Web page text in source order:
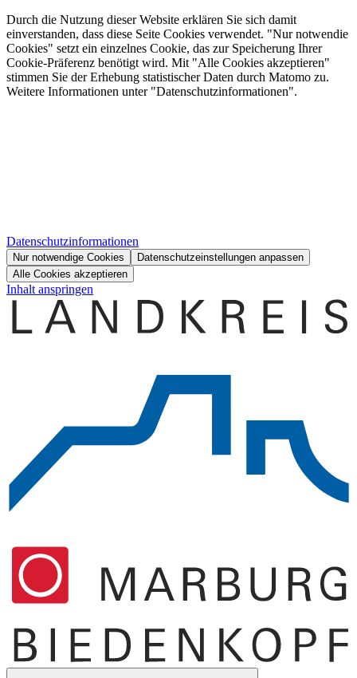
Durch die Nutzung dieser Website erklären Sie sich damit
einverstanden, dass diese Seite Cookies verwendet. "Nur notwendie
Cookies" setzt ein einzelnes Cookie, das zur Speicherung Ihrer
Cookie-Präferenz benötigt wird. Mit "Alle Cookies akzeptieren"
stimmen Sie der Erhebung statistischer Daten durch Matomo zu.
Weitere Informationen unter "Datenschutzinformationen".
Datenschutzinformationen
Nur notwendige Cookies
Datenschutzeinstellungen anpassen
Alle Cookies akzeptieren
Inhalt anspringen